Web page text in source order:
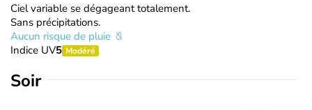
Ciel variable se dégageant totalement.
Sans précipitations.
Aucun risque de pluie
Indice UV5 Modéré
Soir